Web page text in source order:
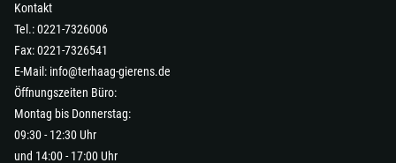
Kontakt
Tel.: 0221-7326006
Fax: 0221-7326541
E-Mail: info@terhaag-gierens.de
Öffnungszeiten Büro:
Montag bis Donnerstag:
09:30 - 12:30 Uhr
und 14:00 - 17:00 Uhr